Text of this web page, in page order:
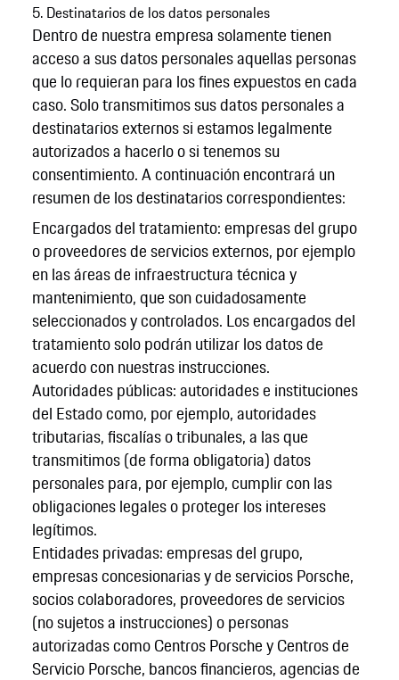
5. Destinatarios de los datos personales
Dentro de nuestra empresa solamente tienen
acceso a sus datos personales aquellas personas
que lo requieran para los fines expuestos en cada
caso. Solo transmitimos sus datos personales a
destinatarios externos si estamos legalmente
autorizados a hacerlo o si tenemos su
consentimiento. A continuación encontrará un
resumen de los destinatarios correspondientes:
Encargados del tratamiento: empresas del grupo
o proveedores de servicios externos, por ejemplo
en las áreas de infraestructura técnica y
mantenimiento, que son cuidadosamente
seleccionados y controlados. Los encargados del
tratamiento solo podrán utilizar los datos de
acuerdo con nuestras instrucciones.
Autoridades públicas: autoridades e instituciones
del Estado como, por ejemplo, autoridades
tributarias, fiscalías o tribunales, a las que
transmitimos (de forma obligatoria) datos
personales para, por ejemplo, cumplir con las
obligaciones legales o proteger los intereses
legítimos.
Entidades privadas: empresas del grupo,
empresas concesionarias y de servicios Porsche,
socios colaboradores, proveedores de servicios
(no sujetos a instrucciones) o personas
autorizadas como Centros Porsche y Centros de
Servicio Porsche, bancos financieros, agencias de